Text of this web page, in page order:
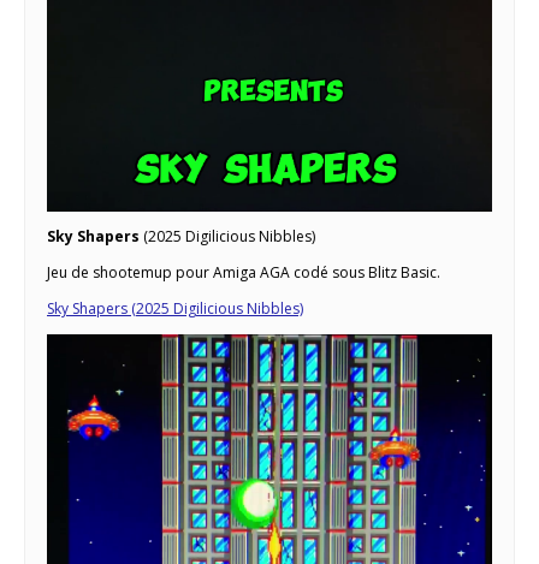
Sky Shapers (2025 Digilicious Nibbles)
Jeu de shootemup pour Amiga AGA codé sous Blitz Basic.
Sky Shapers (2025 Digilicious Nibbles)